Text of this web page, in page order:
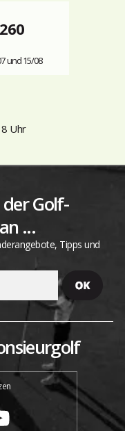
und 15/08
Uhr
der Golf-
...
Tipps und